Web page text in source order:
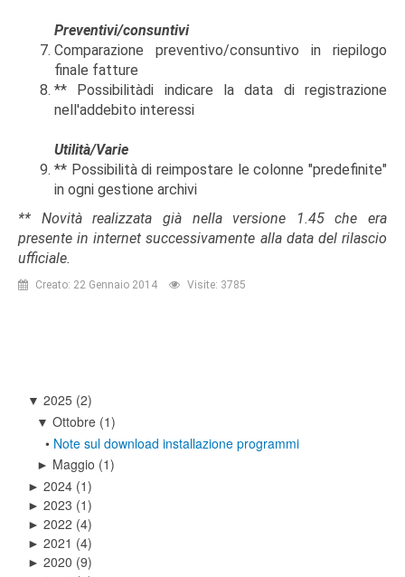
Preventivi/consuntivi
Comparazione preventivo/consuntivo in riepilogo
finale fatture
** Possibilitàdi indicare la data di registrazione
nell'addebito interessi
Utilità/Varie
** Possibilità di reimpostare le colonne "predefinite"
in ogni gestione archivi
** Novità realizzata già nella versione 1.45 che era
presente in internet successivamente alla data del rilascio
ufficiale.
Creato: 22 Gennaio 2014 Visite: 3785
▼ 2025 (2)
▼ Ottobre (1)
• Note sul download installazione programmi
► Maggio (1)
► 2024 (1)
► 2023 (1)
► 2022 (4)
► 2021 (4)
► 2020 (9)